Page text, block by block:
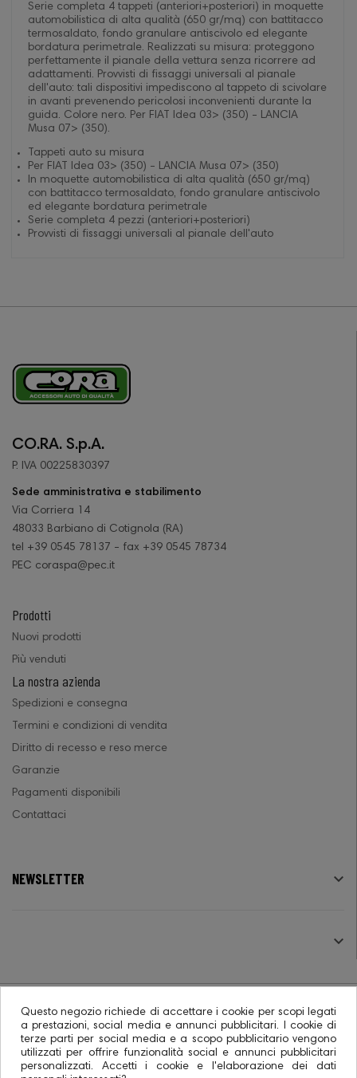
Serie completa 4 tappeti (anteriori+posteriori) in moquette
automobilistica di alta qualità (650 gr/mq) con battitacco
termosaldato, fondo granulare antiscivolo ed elegante
bordatura perimetrale. Realizzati su misura: proteggono
perfettamente il pianale della vettura senza ricorrere ad
adattamenti. Provvisti di fissaggi universali al pianale
dell'auto: tali dispositivi impediscono al tappeto di scivolare
in avanti prevenendo pericolosi inconvenienti durante la
guida. Colore nero. Per FIAT Idea 03> (350) - LANCIA
Musa 07> (350).
Tappeti auto su misura
Per FIAT Idea 03> (350) - LANCIA Musa 07> (350)
In moquette automobilistica di alta qualità (650 gr/mq)
con battitacco termosaldato, fondo granulare antiscivolo
ed elegante bordatura perimetrale
Serie completa 4 pezzi (anteriori+posteriori)
Provvisti di fissaggi universali al pianale dell'auto
CO.RA. S.p.A.
P. IVA 00225830397
Sede amministrativa e stabilimento
Via Corriera 14
48033 Barbiano di Cotignola (RA)
tel +39 0545 78137 - fax +39 0545 78734
PEC coraspa@pec.it
Prodotti
Nuovi prodotti
Più venduti
La nostra azienda
Spedizioni e consegna
Termini e condizioni di vendita
Diritto di recesso e reso merce
Garanzie
Pagamenti disponibili
Contattaci
NEWSLETTER 

© 2026 - Ecommerce software CO.RA. SpA
Questo negozio richiede di accettare i cookie per scopi legati
a prestazioni, social media e annunci pubblicitari. I cookie di
terze parti per social media e a scopo pubblicitario vengono
utilizzati per offrire funzionalità social e annunci pubblicitari
personalizzati. Accetti i cookie e l'elaborazione dei dati